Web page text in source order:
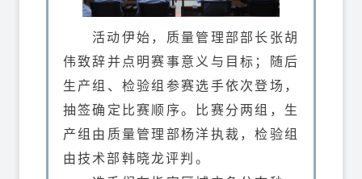
活动伊始，质量管理部部长张胡
伟致辞并点明赛事意义与目标；随后
生产组、检验组参赛选手依次登场，
抽签确定比赛顺序。比赛分两组，生
产组由质量管理部杨洋执裁，检验组
由技术部韩晓龙评判。